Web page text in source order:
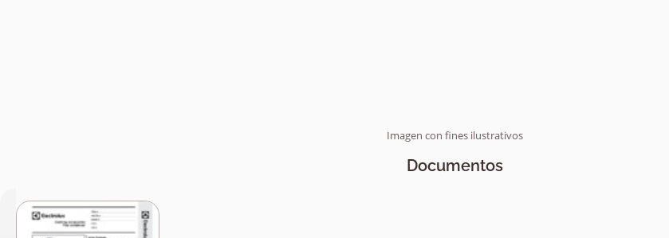
Imagen con fines ilustrativos
Documentos